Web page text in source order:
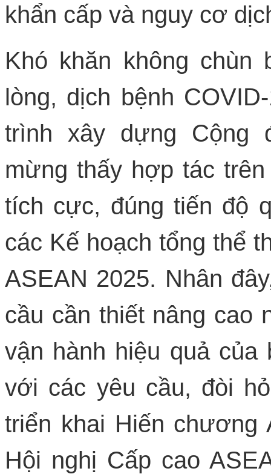
khẩn cấp và nguy cơ
Khó khăn không
lòng, dịch bệnh
trình xây dựng Cộng
mừng thấy hợp tác
tích cực, đúng tiến độ
các Kế hoạch tổng thể
ASEAN 2025. Nhân
cầu cần thiết nâng cao
vận hành hiệu quả
với các yêu cầu, đòi
triển khai Hiến chương
Hội nghị Cấp cao